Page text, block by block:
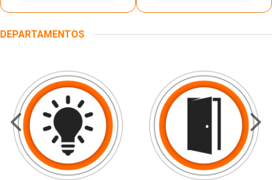
DEPARTAMENTOS